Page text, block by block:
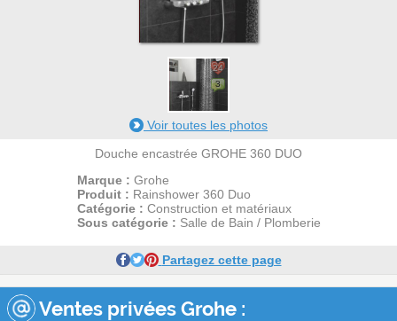
24
3
Voir toutes les photos
Douche encastrée GROHE 360 DUO
Marque : Grohe
Produit : Rainshower 360 Duo
Catégorie : Construction et matériaux
Sous catégorie : Salle de Bain / Plomberie
Partagez cette page
Ventes privées Grohe :